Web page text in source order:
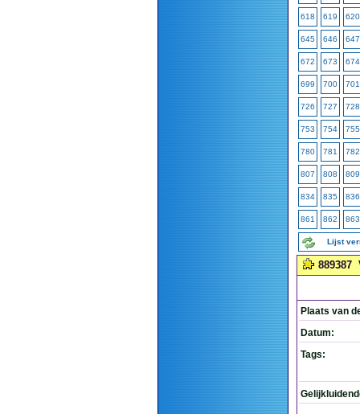
618 619 620
645 646 647
672 673 674
699 700 701
726 727 728
753 754 755
780 781 782
807 808 809
834 835 836
861 862 863
Lijst
889387
Plaats van
Datum:
Tags: